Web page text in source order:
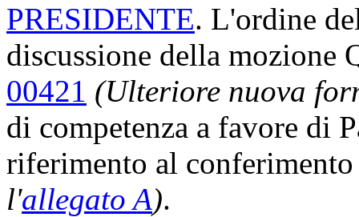
PRESIDENTE. L'ordine
discussione della mozione
00421 (Ulteriore nuova
di competenza a favore di
riferimento al
l'allegato A).